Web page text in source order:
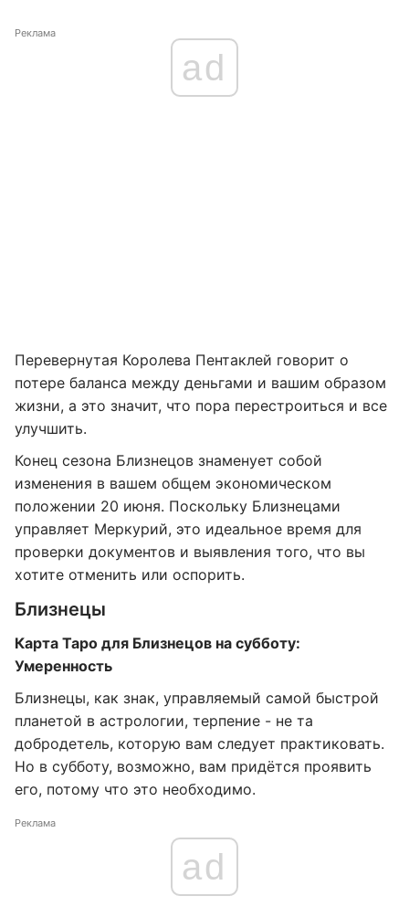
Реклама
ad
Перевернутая Королева Пентаклей говорит о
потере баланса между деньгами и вашим образом
жизни, а это значит, что пора перестроиться и все
улучшить.
Конец сезона Близнецов знаменует собой
изменения в вашем общем экономическом
положении 20 июня. Поскольку Близнецами
управляет Меркурий, это идеальное время для
проверки документов и выявления того, что вы
хотите отменить или оспорить.
Близнецы
Карта Таро для Близнецов на субботу:
Умеренность
Близнецы, как знак, управляемый самой быстрой
планетой в астрологии, терпение - не та
добродетель, которую вам следует практиковать.
Но в субботу, возможно, вам придётся проявить
его, потому что это необходимо.
Реклама
ad